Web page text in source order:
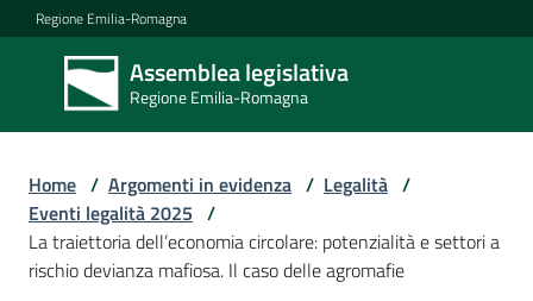
Vai al contenuto
Vai alla navigazione
Vai al footer
Regione Emilia-Romagna
Assemblea legislativa
Regione Emilia-Romagna
Assemblea
legislativa
Regione Emilia-
Assemblea
Home / Argomenti in evidenza / Legalità /
Eventi legalità 2025 /
La traiettoria dell’economia circolare: potenzialità e settori a
rischio devianza mafiosa. Il caso delle agromafie